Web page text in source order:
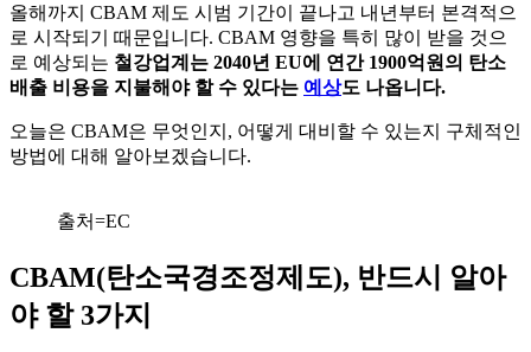
올해까지 CBAM 제도 시범 기간이 끝나고 내년부터 본격적으
로 시작되기 때문입니다. CBAM 영향을 특히 많이 받을 것으
로 예상되는 철강업계는 2040년 EU에 연간 1900억원의 탄소
배출 비용을 지불해야 할 수 있다는 예상도 나옵니다.
오늘은 CBAM은 무엇인지, 어떻게 대비할 수 있는지 구체적인
방법에 대해 알아보겠습니다.
출처=EC
CBAM(탄소국경조정제도), 반드시 알아
야 할 3가지